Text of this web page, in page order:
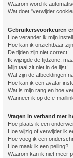
Waarom word ik
Wat doet "verwijder
Gebruikersvoorkeuren
Hoe verander ik mijn
Hoe kan ik onzichtbaar
De tijden zijn niet correct!
Ik wijzigde de tijdzone,
Mijn taal zit niet in de lijst!
Wat zijn de afbeeldingen
Hoe kan ik een avatar
Wat is mijn rang en hoe
Wanneer ik op de e-
Vragen in verband met
Hoe plaats ik een
Hoe wijzig of verwijder ik
Hoe voeg ik een
Hoe maak ik een peiling?
Waarom kan ik niet meer